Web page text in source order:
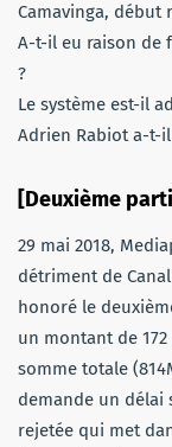
Camavinga, début
A-t-il eu raison de
?
Le système est-il
Adrien Rabiot a-t-
[Deuxième
29 mai 2018,
détriment de
honoré le
un montant de
somme totale
demande un délai
rejetée qui met